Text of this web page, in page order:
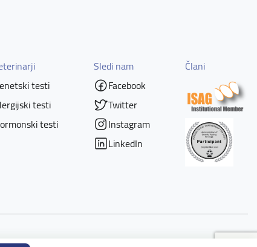
testi
testi
testi
Sledi nam
Facebook
Twitter
Instagram
LinkedIn
Člani